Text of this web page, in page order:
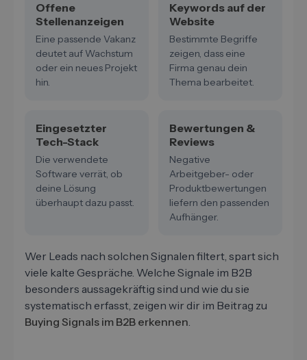
Offene
Stellenanzeigen
Eine passende Vakanz
deutet auf Wachstum
oder ein neues Projekt
hin.
Keywords auf der
Website
Bestimmte Begriffe
zeigen, dass eine
Firma genau dein
Thema bearbeitet.
Eingesetzter
Tech-Stack
Die verwendete
Software verrät, ob
deine Lösung
überhaupt dazu passt.
Bewertungen &
Reviews
Negative
Arbeitgeber- oder
Produktbewertungen
liefern den passenden
Aufhänger.
Wer Leads nach solchen Signalen filtert, spart sich
viele kalte Gespräche. Welche Signale im B2B
besonders aussagekräftig sind und wie du sie
systematisch erfasst, zeigen wir dir im Beitrag zu
Buying Signals im B2B erkennen.